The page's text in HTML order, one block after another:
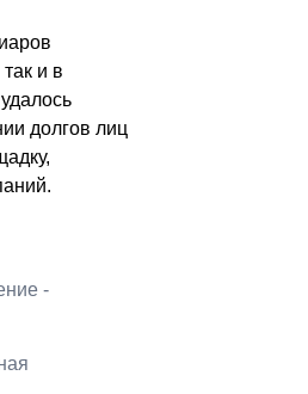
и в
долгов лиц
-